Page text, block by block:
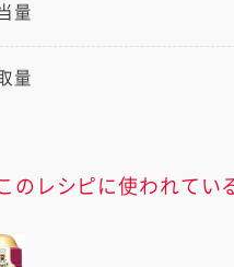
量
量
のレシピに使われてい